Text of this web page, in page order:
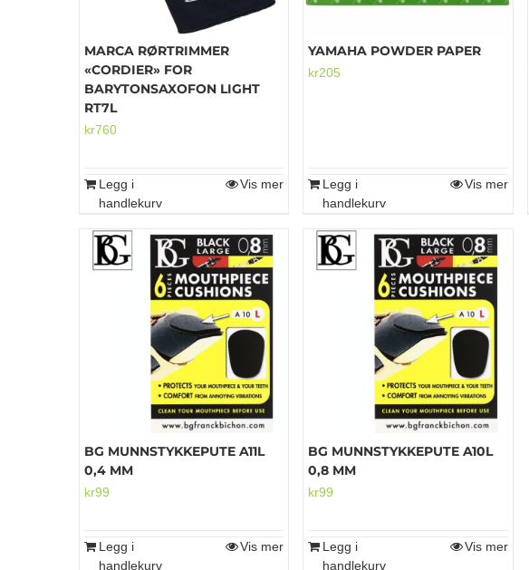
MARCA RØRTRIMMER
«CORDIER» FOR
BARYTONSAXOFON LIGHT
RT7L
kr760
Legg i
handlekurv
Vis mer
YAMAHA POWDER PAPER
kr205
Legg i
handlekurv
Vis mer
BG MUNNSTYKKEPUTE A11L
0,4 MM
kr99
Legg i
handlekurv
Vis mer
BG MUNNSTYKKEPUTE A10L
0,8 MM
kr99
Legg i
handlekurv
Vis mer